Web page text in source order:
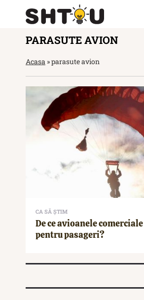
PARASUTE AVION
Acasa »parasute avion
CA SĂ ȘTIM
De ce avioanele
pentru pasageri?